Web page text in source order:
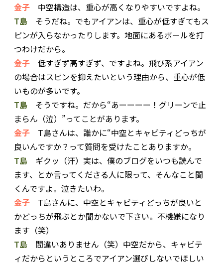
金子 中空構造は、重心が高くなりやすいですよね。
T島 そうだね。でもアイアンは、重心が低すぎてもス
ピンが入らなかったりします。地面にあるボールを打
つわけだから。
金子 低すぎず高すぎず、ですよね。飛び系アイアン
の場合はスピンを抑えたいという理由から、重心が低
いものが多いです。
T島 そうですね。だから“あーーーー！グリーンで止
まらん（泣）”ってことがあります。
金子 T島さんは、誰かに“中空とキャビティどっちが
良いんですか？って質問を受けたことありますか。
T島 ギクッ（汗）実は、僕のブログをいつも読んで
ます、とか言ってくださる人に限って、そんなこと聞
くんですよ。泣きたいわ。
金子 T島さんに、中空とキャビティどっちが良いと
かどっちが飛ぶとか聞かないで下さい。不機嫌になり
ます（笑）
T島 間違いありません（笑）中空だから、キャビテ
ィだからというところでアイアン選びしないでほしい